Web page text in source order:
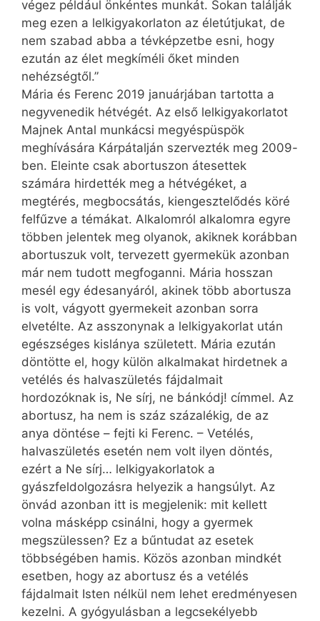
végez például önkéntes munkát. Sokan találják
meg ezen a lelkigyakorlaton az életútjukat, de
nem szabad abba a tévképzetbe esni, hogy
ezután az élet megkíméli őket minden
nehézségtől.”
Mária és Ferenc 2019 januárjában tartotta a
negyvenedik hétvégét. Az első lelkigyakorlatot
Majnek Antal munkácsi megyéspüspök
meghívására Kárpátalján szervezték meg 2009-
ben. Eleinte csak abortuszon átesettek
számára hirdették meg a hétvégéket, a
megtérés, megbocsátás, kiengesztelődés köré
felfűzve a témákat. Alkalomról alkalomra egyre
többen jelentek meg olyanok, akiknek korábban
abortuszuk volt, tervezett gyermekük azonban
már nem tudott megfoganni. Mária hosszan
mesél egy édesanyáról, akinek több abortusza
is volt, vágyott gyermekeit azonban sorra
elvetélte. Az asszonynak a lelkigyakorlat után
egész­séges kislánya született. Mária ezután
döntötte el, hogy külön alkalmakat hirdetnek a
vetélés és halvaszületés fájdalmait
hordozóknak is, Ne sírj, ne bánkódj! címmel. Az
abortusz, ha nem is száz százalékig, de az
anya döntése – fejti ki Ferenc. – Vetélés,
halvaszületés esetén nem volt ilyen döntés,
ezért a Ne sírj… lelkigyakorlatok a
gyászfeldolgozásra helyezik a hangsúlyt. Az
önvád azonban itt is megjelenik: mit kellett
volna másképp csinálni, hogy a gyermek
megszülessen? Ez a bűntudat az esetek
többségében hamis. Közös azonban mindkét
esetben, hogy az abortusz és a vetélés
fájdalmait Isten nélkül nem lehet eredményesen
kezelni. A gyógyulásban a legcsekélyebb